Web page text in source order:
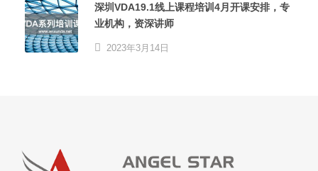
深圳VDA19.1线上课程培训4月开课安排，专
业机构，资深讲师
2023年3月14日